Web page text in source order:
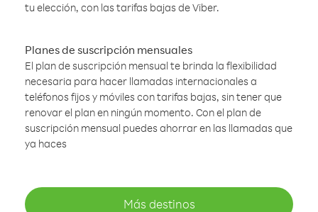
tu elección, con las tarifas bajas de Viber.
Planes de suscripción mensuales
El plan de suscripción mensual te brinda la flexibilidad
necesaria para hacer llamadas internacionales a
teléfonos fijos y móviles con tarifas bajas, sin tener que
renovar el plan en ningún momento. Con el plan de
suscripción mensual puedes ahorrar en las llamadas que
ya haces
Más destinos